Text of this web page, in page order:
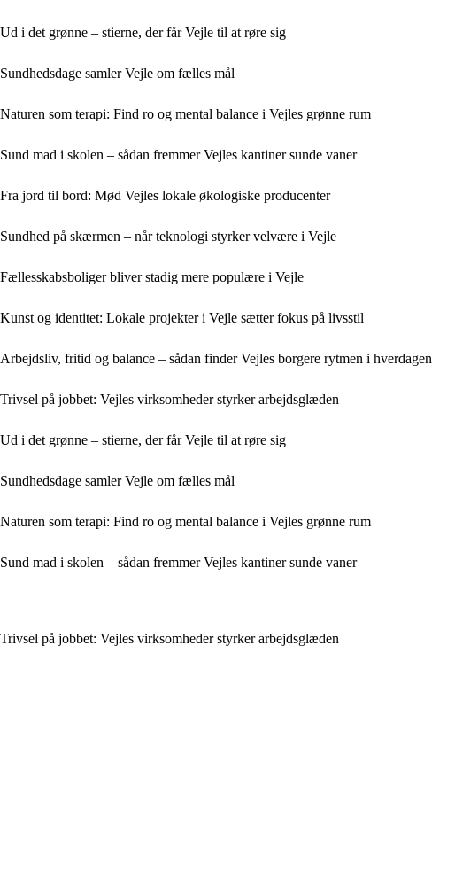
Ud i det grønne – stierne, der får Vejle til at røre sig
Sundhedsdage samler Vejle om fælles mål
Naturen som terapi: Find ro og mental balance i Vejles grønne rum
Sund mad i skolen – sådan fremmer Vejles kantiner sunde vaner
Fra jord til bord: Mød Vejles lokale økologiske producenter
Sundhed på skærmen – når teknologi styrker velvære i Vejle
Fællesskabsboliger bliver stadig mere populære i Vejle
Kunst og identitet: Lokale projekter i Vejle sætter fokus på livsstil
Arbejdsliv, fritid og balance – sådan finder Vejles borgere rytmen i hverdagen
Trivsel på jobbet: Vejles virksomheder styrker arbejdsglæden
Ud i det grønne – stierne, der får Vejle til at røre sig
Sundhedsdage samler Vejle om fælles mål
Naturen som terapi: Find ro og mental balance i Vejles grønne rum
Sund mad i skolen – sådan fremmer Vejles kantiner sunde vaner
Trivsel på jobbet: Vejles virksomheder styrker arbejdsglæden